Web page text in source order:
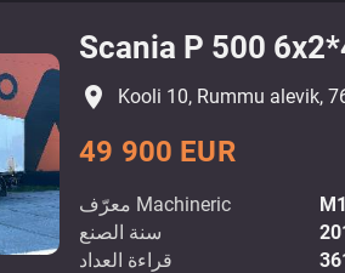
Scania P 500
معرّف Machineric
سنة الصنع
قراءة العداد
49 900 EUR
place